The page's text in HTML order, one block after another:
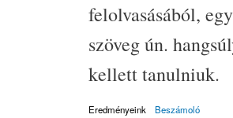
felolvasásából,
szöveg ún.
kellett tanulniuk.
Eredményeink Beszámoló